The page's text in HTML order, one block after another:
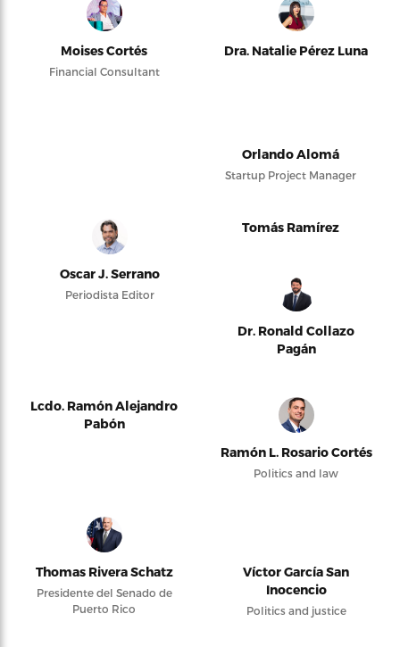
Moises Cortés
Financial Consultant
Dra. Natalie Pérez Luna
Orlando Alomá
Startup Project Manager
Oscar J. Serrano
Periodista Editor
Tomás Ramírez
Dr. Ronald Collazo
Pagán
Lcdo. Ramón Alejandro
Pabón
Ramón L. Rosario Cortés
Politics and law
Thomas Rivera Schatz
Presidente del Senado de
Puerto Rico
Víctor García San
Inocencio
Politics and justice